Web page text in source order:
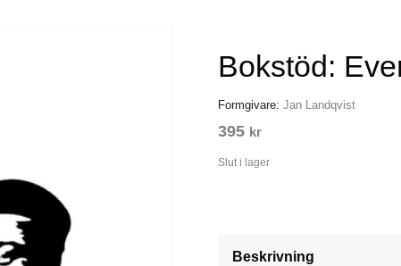
Bokstöd:
Formgivare:Jan Landqvist
395 kr
Slut i lager
Beskrivning